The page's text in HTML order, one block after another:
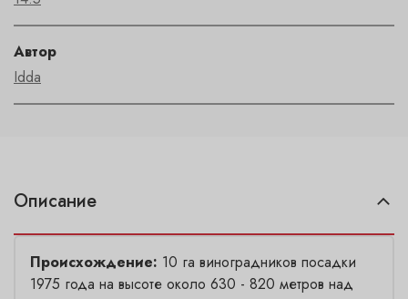
Автор
Idda
Описание
Происхождение: 10 га виноградников посадки
1975 года на высоте около 630 - 820 метров над